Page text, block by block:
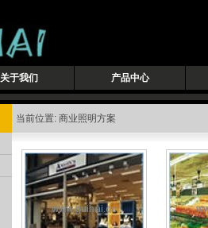
关于我们 产品中心
当前位置: 商业照明方案